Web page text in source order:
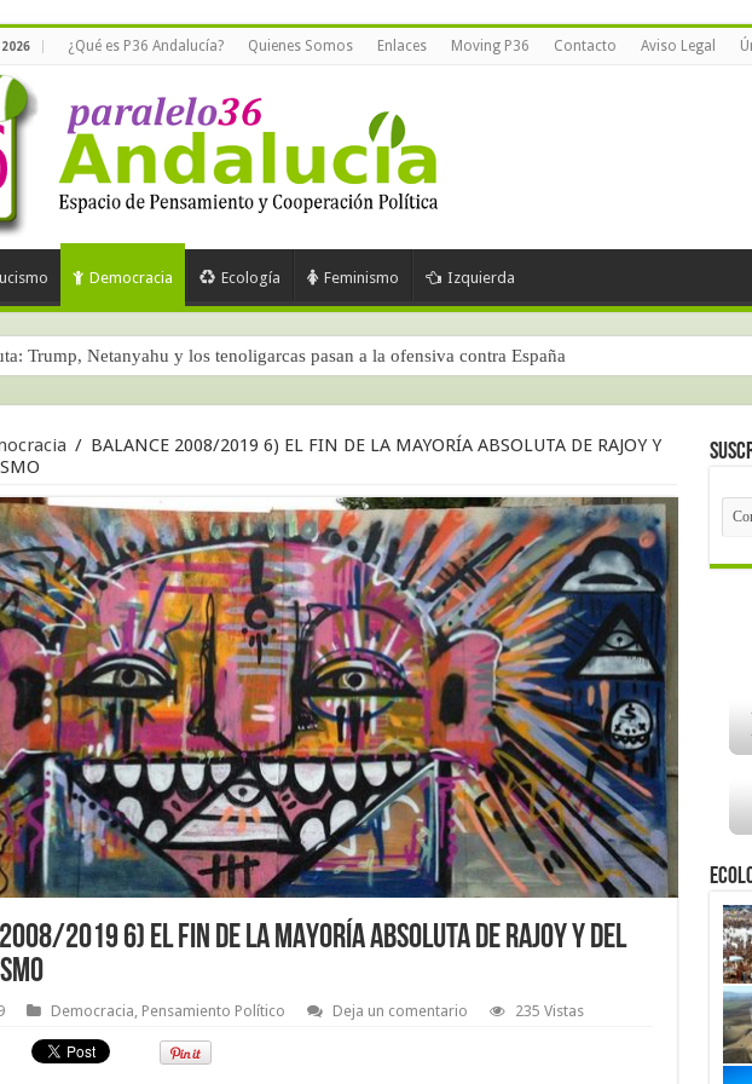
¿Qué es P36 Andalucía? Quienes Somos Enlaces Moving P36 Contacto Aviso Legal
Democracia Ecología Feminismo Izquierda
Trump, Netanyahu y los tenoligarcas pasan a la ofensiva contra España
/ BALANCE 2008/2019 6) EL FIN DE LA MAYORÍA ABSOLUTA DE RAJOY Y
2019 6) EL FIN DE LA MAYORÍA ABSOLUTA DE RAJOY Y DEL
Democracia, Pensamiento Político Deja un comentario 235 Vistas